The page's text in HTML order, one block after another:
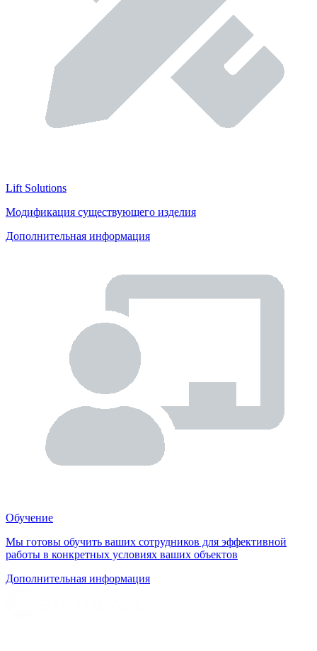
Lift Solutions
Модификация существующего изделия
Дополнительная информация
Обучение
Мы готовы обучить ваших сотрудников для эффективной
работы в конкретных условиях ваших объектов
Дополнительная информация